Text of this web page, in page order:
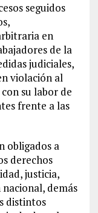
seguidos
en
de la
judiciales,
violación al
su labor de
frente a las
obligados a
derechos
justicia,
demás
distintos